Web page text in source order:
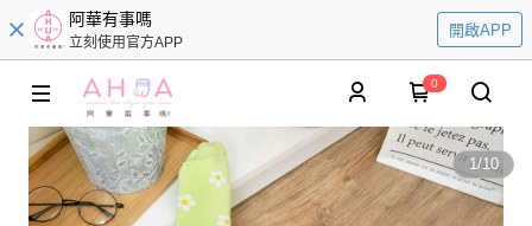
阿華有事嗎
立刻使用官方APP
開啟APP
0
1/10